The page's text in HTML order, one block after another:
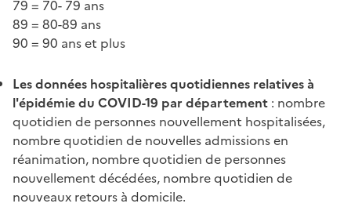
79 = 70- 79 ans
89 = 80-89 ans
90 = 90 ans et plus
Les données hospitalières quotidiennes relatives à
l'épidémie du COVID-19 par département : nombre
quotidien de personnes nouvellement hospitalisées,
nombre quotidien de nouvelles admissions en
réanimation, nombre quotidien de personnes
nouvellement décédées, nombre quotidien de
nouveaux retours à domicile.